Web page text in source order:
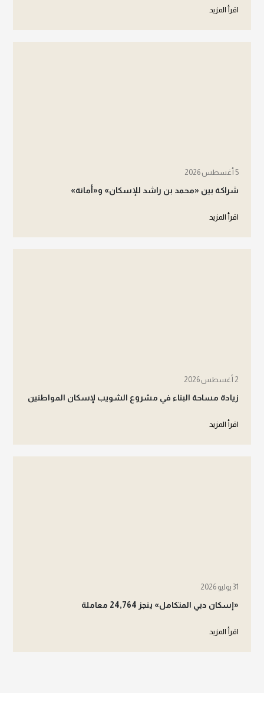
اقرأ المزيد
5 أغسطس 2026
شراكة بين «محمد بن راشد للإسكان» و«أمانة»
اقرأ المزيد
2 أغسطس 2026
زيادة مساحة البناء في مشروع الشويب لإسكان المواطنين
اقرأ المزيد
31 يوليو 2026
«إسكان دبي المتكامل» ينجز 24,764 معاملة
اقرأ المزيد